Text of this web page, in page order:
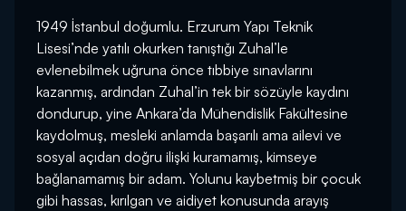
1949 İstanbul doğumlu. Erzurum Yapı Teknik
Lisesi’nde yatılı okurken tanıştığı Zuhal’le
evlenebilmek uğruna önce tıbbiye sınavlarını
kazanmış, ardından Zuhal’in tek bir sözüyle kaydını
dondurup, yine Ankara’da Mühendislik Fakültesine
kaydolmuş, mesleki anlamda başarılı ama ailevi ve
sosyal açıdan doğru ilişki kuramamış, kimseye
bağlanamamış bir adam. Yolunu kaybetmiş bir çocuk
gibi hassas, kırılgan ve aidiyet konusunda arayış